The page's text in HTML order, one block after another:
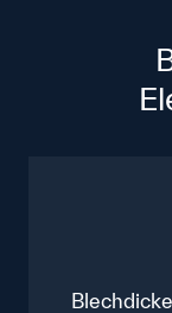
Blechdicke